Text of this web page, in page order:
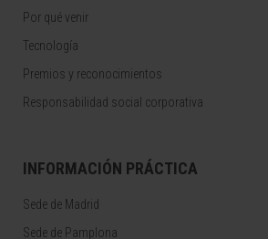
Por qué venir
Tecnología
Premios y reconocimientos
Responsabilidad social corporativa
INFORMACIÓN PRÁCTICA
Sede de Madrid
Sede de Pamplona